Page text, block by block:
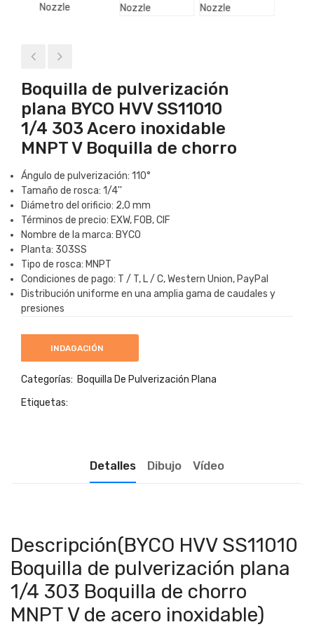
Boquilla de pulverización
plana BYCO HVV SS11010
1/4 303 Acero inoxidable
MNPT V Boquilla de chorro
Ángulo de pulverización: 110°
Tamaño de rosca: 1/4''
Diámetro del orificio: 2,0 mm
Términos de precio: EXW, FOB, CIF
Nombre de la marca: BYCO
Planta: 303SS
Tipo de rosca: MNPT
Condiciones de pago: T / T, L / C, Western Union, PayPal
Distribución uniforme en una amplia gama de caudales y
presiones
INDAGACIÓN
Categorías: Boquilla De Pulverización Plana
Etiquetas:
Detalles Dibujo Vídeo
Descripción(BYCO HVV SS11010
Boquilla de pulverización plana
1/4 303 Boquilla de chorro
MNPT V de acero inoxidable)